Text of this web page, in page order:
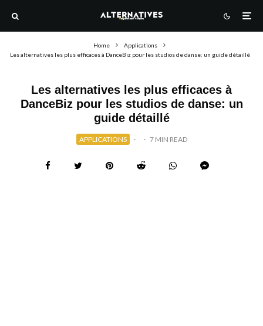
Home
Applications
Les alternatives les plus efficaces à DanceBiz pour les studios de danse: un guide détaillé
Les alternatives les plus efficaces à
DanceBiz pour les studios de danse: un
guide détaillé
APPLICATIONS · · 7 MIN READ